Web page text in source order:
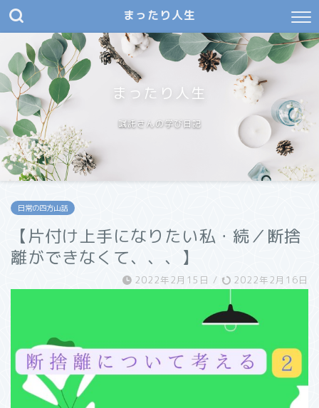
まったり人生
まったり人生
嘱託さんの学び日記
日常の四方山話
【片付け上手になりたい私・続／断捨
離ができなくて、、、】
2022年2月15日 / 2022年2月16日